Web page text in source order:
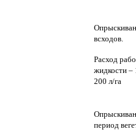
всходов.
Расход
жидкости –
200 л/га
период